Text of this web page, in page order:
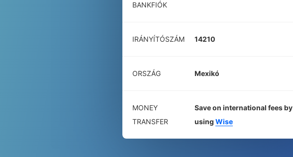
BANKFIÓK
IRÁNYÍTÓSZÁM 14210
ORSZÁG Mexikó
MONEY
TRANSFER
Save on international fees by
using Wise